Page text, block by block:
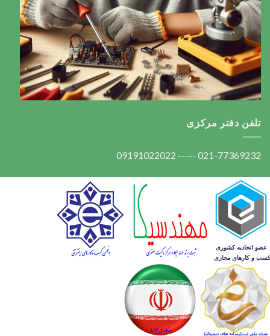
تلفن دفتر مرکزی
021-77369232 ----- 09191022022